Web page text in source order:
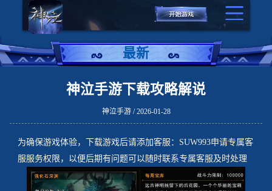
最新
神泣手游下载攻略解说
神泣手游 / 2026-01-28
为确保游戏体验，下载游戏后请添加客服：SUW993申请专属客
服服务权限，以便后期有问题可以随时联系专属客服及时处理